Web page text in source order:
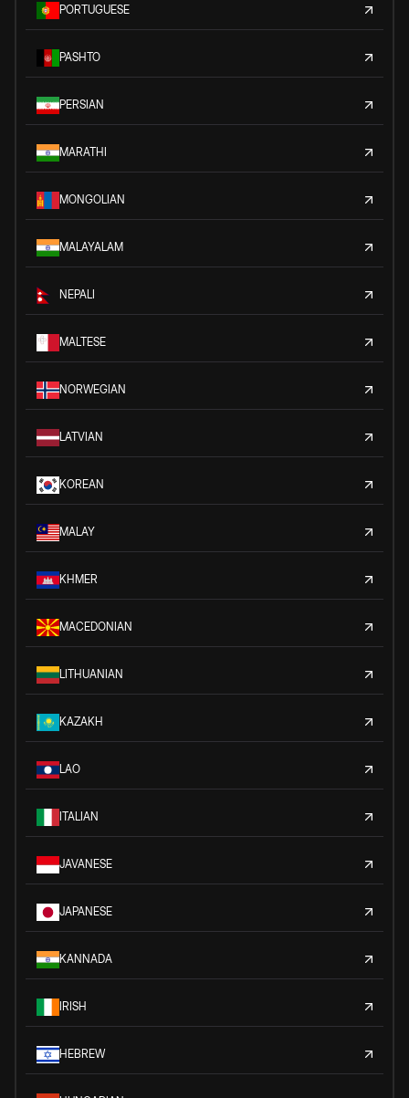
PORTUGUESE
PASHTO
PERSIAN
MARATHI
MONGOLIAN
MALAYALAM
NEPALI
MALTESE
NORWEGIAN
LATVIAN
KOREAN
MALAY
KHMER
MACEDONIAN
LITHUANIAN
KAZAKH
LAO
ITALIAN
JAVANESE
JAPANESE
KANNADA
IRISH
HEBREW